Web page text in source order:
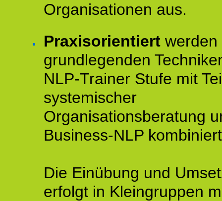
Organisationen aus.
Praxisorientiert werden
grundlegenden
NLP-Trainer Stufe mit
systemischer
Organisationsberatung
Business-NLP
Die Einübung und
erfolgt in Kleingruppen